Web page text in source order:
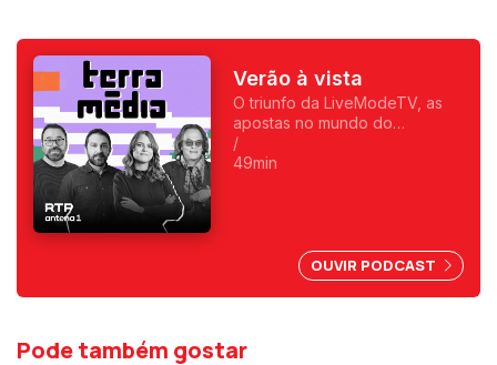
Verão à vista
O triunfo da LiveModeTV, as
apostas no mundo do
entretenimento, e uma miríade
de recomendações para este
/
49min
OUVIR PODCAST
Pode também gostar